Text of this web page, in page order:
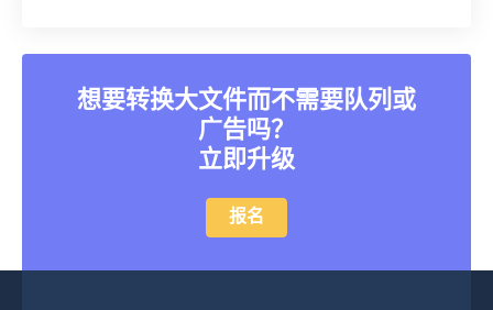
想要转换大文件而不需要队列或
广告吗？
立即升级
报名